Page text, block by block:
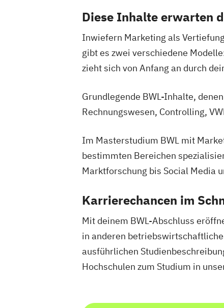
Diese Inhalte erwarten
Inwiefern Marketing als
gibt es zwei verschiedene
zieht sich von Anfang an durch
Grundlegende BWL-Inhalte,
Rechnungswesen, Controlling,
Im Masterstudium BWL mit
bestimmten Bereichen
Marktforschung bis Social Media
Karrierechancen im
Mit deinem BWL-Abschluss
in anderen
ausführlichen
Hochschulen zum Studium in